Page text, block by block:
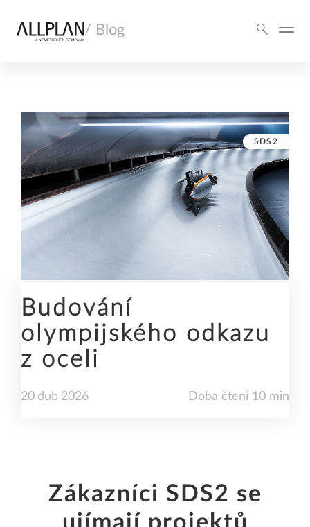
/ Blog
SDS2
Budování
olympijského odkazu
z oceli
20 dub 2026 Doba čtení 10 min
Zákazníci SDS2 se